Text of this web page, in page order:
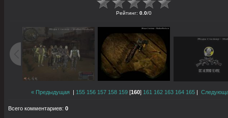
Рейтинг: 0.0/0
« Предыдущая | 155 156 157 158 159 [160] 161 162 163 164 165 |
Всего комментариев: 0